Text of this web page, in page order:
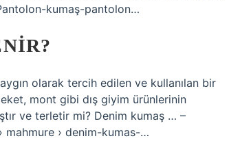
kumaş-pantolon…
olarak tercih edilen ve kullanılan bir
mont gibi dış giyim ürünlerinin
ve terletir mi? Denim kumaş … –
mahmure › denim-kumas-…